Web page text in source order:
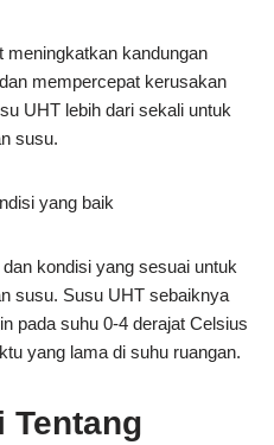
meningkatkan kandungan
mempercepat kerusakan
UHT lebih dari sekali untuk
susu.
yang baik
kondisi yang sesuai untuk
susu. Susu UHT sebaiknya
pada suhu 0-4 derajat Celsius
yang lama di suhu ruangan.
Tentang